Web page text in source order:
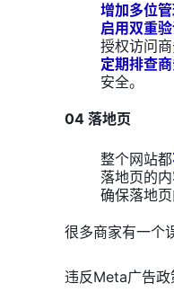
增加多位
启用双重
授权访问商
定期排查
安全。
04 落地页
整个网站都
落地页的
确保落地页
很多商家有一个
违反Meta广告政